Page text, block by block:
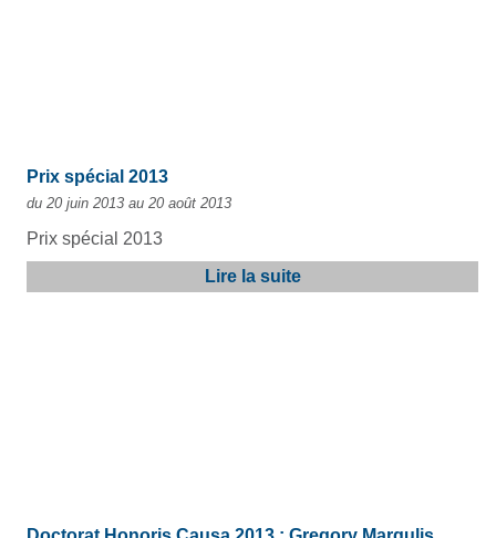
Prix spécial 2013
du 20 juin 2013 au 20 août 2013
Prix spécial 2013
Lire la suite